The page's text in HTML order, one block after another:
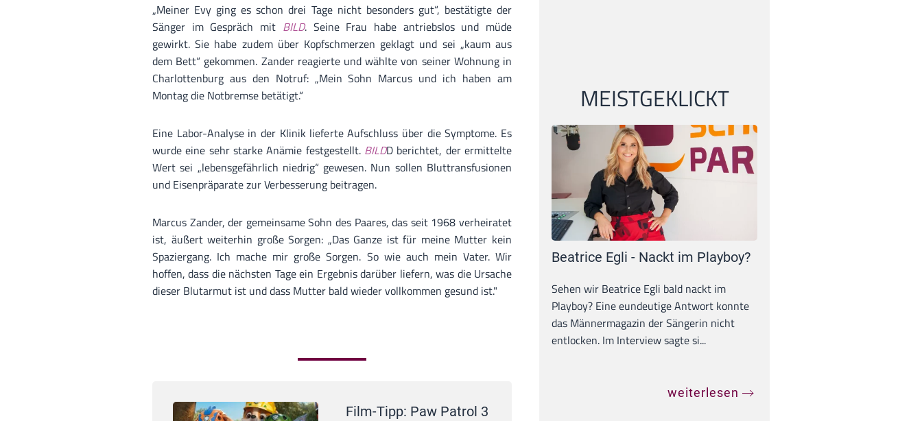
„Meiner Evy ging es schon drei Tage nicht besonders gut“, bestätigte der
Sänger im Gespräch mit BILD. Seine Frau habe antriebslos und müde
gewirkt. Sie habe zudem über Kopfschmerzen geklagt und sei „kaum aus
dem Bett“ gekommen. Zander reagierte und wählte von seiner Wohnung in
Charlottenburg aus den Notruf: „Mein Sohn Marcus und ich haben am
Montag die Notbremse betätigt.“
Eine Labor-Analyse in der Klinik lieferte Aufschluss über die Symptome. Es
wurde eine sehr starke Anämie festgestellt. BILDD berichtet, der ermittelte
Wert sei „lebensgefährlich niedrig“ gewesen. Nun sollen Bluttransfusionen
und Eisenpräparate zur Verbesserung beitragen.
Marcus Zander, der gemeinsame Sohn des Paares, das seit 1968 verheiratet
ist, äußert weiterhin große Sorgen: „Das Ganze ist für meine Mutter kein
Spaziergang. Ich mache mir große Sorgen. So wie auch mein Vater. Wir
hoffen, dass die nächsten Tage ein Ergebnis darüber liefern, was die Ursache
dieser Blutarmut ist und dass Mutter bald wieder vollkommen gesund ist."
Film-Tipp: Paw Patrol 3
MEISTGEKLICKT
Beatrice Egli - Nackt im Playboy?
Sehen wir Beatrice Egli bald nackt im
Playboy? Eine eundeutige Antwort konnte
das Männermagazin der Sängerin nicht
entlocken. Im Interview sagte si...
weiterlesen